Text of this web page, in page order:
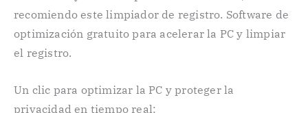
recomiendo este limpiador de registro. Software de
optimización gratuito para acelerar la PC y limpiar
el registro.
Un clic para optimizar la PC y proteger la
privacidad en tiempo real: